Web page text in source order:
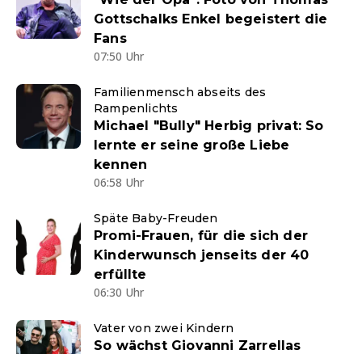
Gottschalks Enkel begeistert die
Fans
07:50 Uhr
Familienmensch abseits des
Rampenlichts
Michael "Bully" Herbig privat: So
lernte er seine große Liebe
kennen
06:58 Uhr
Späte Baby-Freuden
Promi-Frauen, für die sich der
Kinderwunsch jenseits der 40
erfüllte
06:30 Uhr
Vater von zwei Kindern
So wächst Giovanni Zarrellas